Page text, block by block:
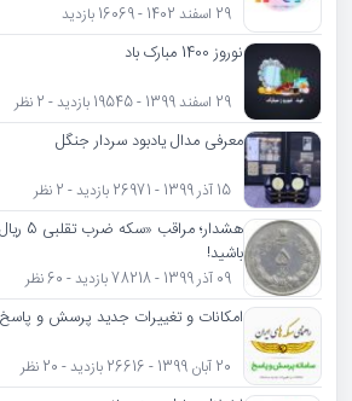
29 اسفند 1402 - 16069 بازدید
نوروز 1400 مبارک باد
29 اسفند 1399 - 19545 بازدید - 2 نظر
معرفی مدال یادبود سردار جنگل
15 آذر 1399 - 26971 بازدید - 2 نظر
باشید!
09 آذر 1399 - 78218 بازدید - 60 نظر
امکانات و تغییرات جدید پرسش و
20 آبان 1399 - 26616 بازدید - 20 نظر